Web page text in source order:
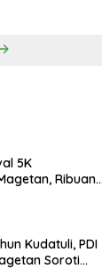
5K
Ribuan
Kudatuli, PDI
Soroti